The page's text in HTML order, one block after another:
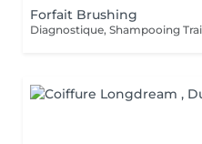
Forfait Brushing